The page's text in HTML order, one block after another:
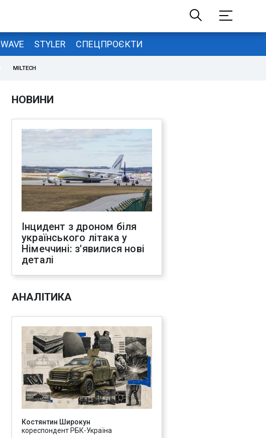
WAVE STYLER СПЕЦПРОЄКТИ
MILTECH
НОВИНИ
Інцидент з дроном біля
українського літака у
Німеччині: з'явилися нові
деталі
АНАЛІТИКА
Костянтин Широкун
кореспондент РБК-Україна